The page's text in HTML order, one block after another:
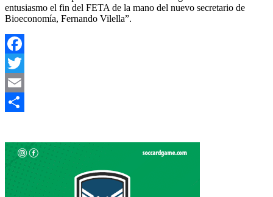
entusiasmo el fin del FETA de la mano del nuevo secretario de
Bioeconomía, Fernando Vilella”.
Facebook
Twitter
Email